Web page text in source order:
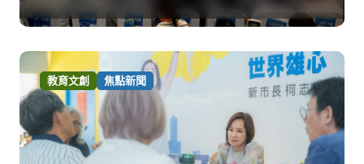
教育文創 焦點新聞